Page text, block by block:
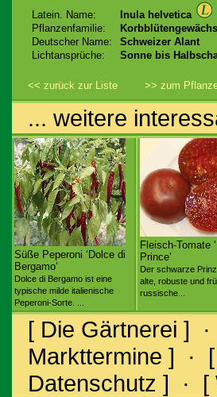
Latein. Name:
Inula helvetica
Pflanzenfamilie:
Deutscher Name:
Schweizer Alant
Lichtansprüche:
Sonne bis
<< zurück zur Liste >> zum
... weitere
Süße Peperoni ‘Dolce di
Bergamo’
Dolce di Bergamo ist eine
typische milde italienische
Peperoni-Sorte. ...
Fleisch-Tomate
Prince’
Der schwarze
alte, robuste und
russische...
[ Die Gärtnerei ] ·
Markttermine ] ·
Datenschutz ] · [